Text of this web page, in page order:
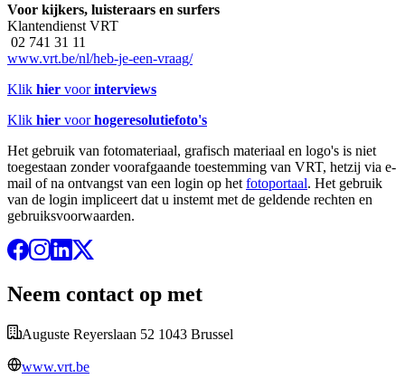
Voor kijkers, luisteraars en surfers
Klantendienst VRT
02 741 31 11
www.vrt.be/nl/heb-je-een-vraag/
Klik hier voorinterviews
Klik hier voorhogeresolutiefoto's
Het gebruik van fotomateriaal, grafisch materiaal en logo's is niet
toegestaan zonder voorafgaande toestemming van VRT, hetzij via e-
mail of na ontvangst van een login op het fotoportaal. Het gebruik
van de login impliceert dat u instemt met de geldende rechten en
gebruiksvoorwaarden.
Neem contact op met
Auguste Reyerslaan 52 1043 Brussel
www.vrt.be